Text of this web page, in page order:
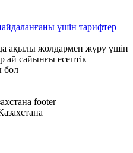
үшін тарифтер
ақылы жолдармен жүру үшін
ай сайынғы есептік
бол